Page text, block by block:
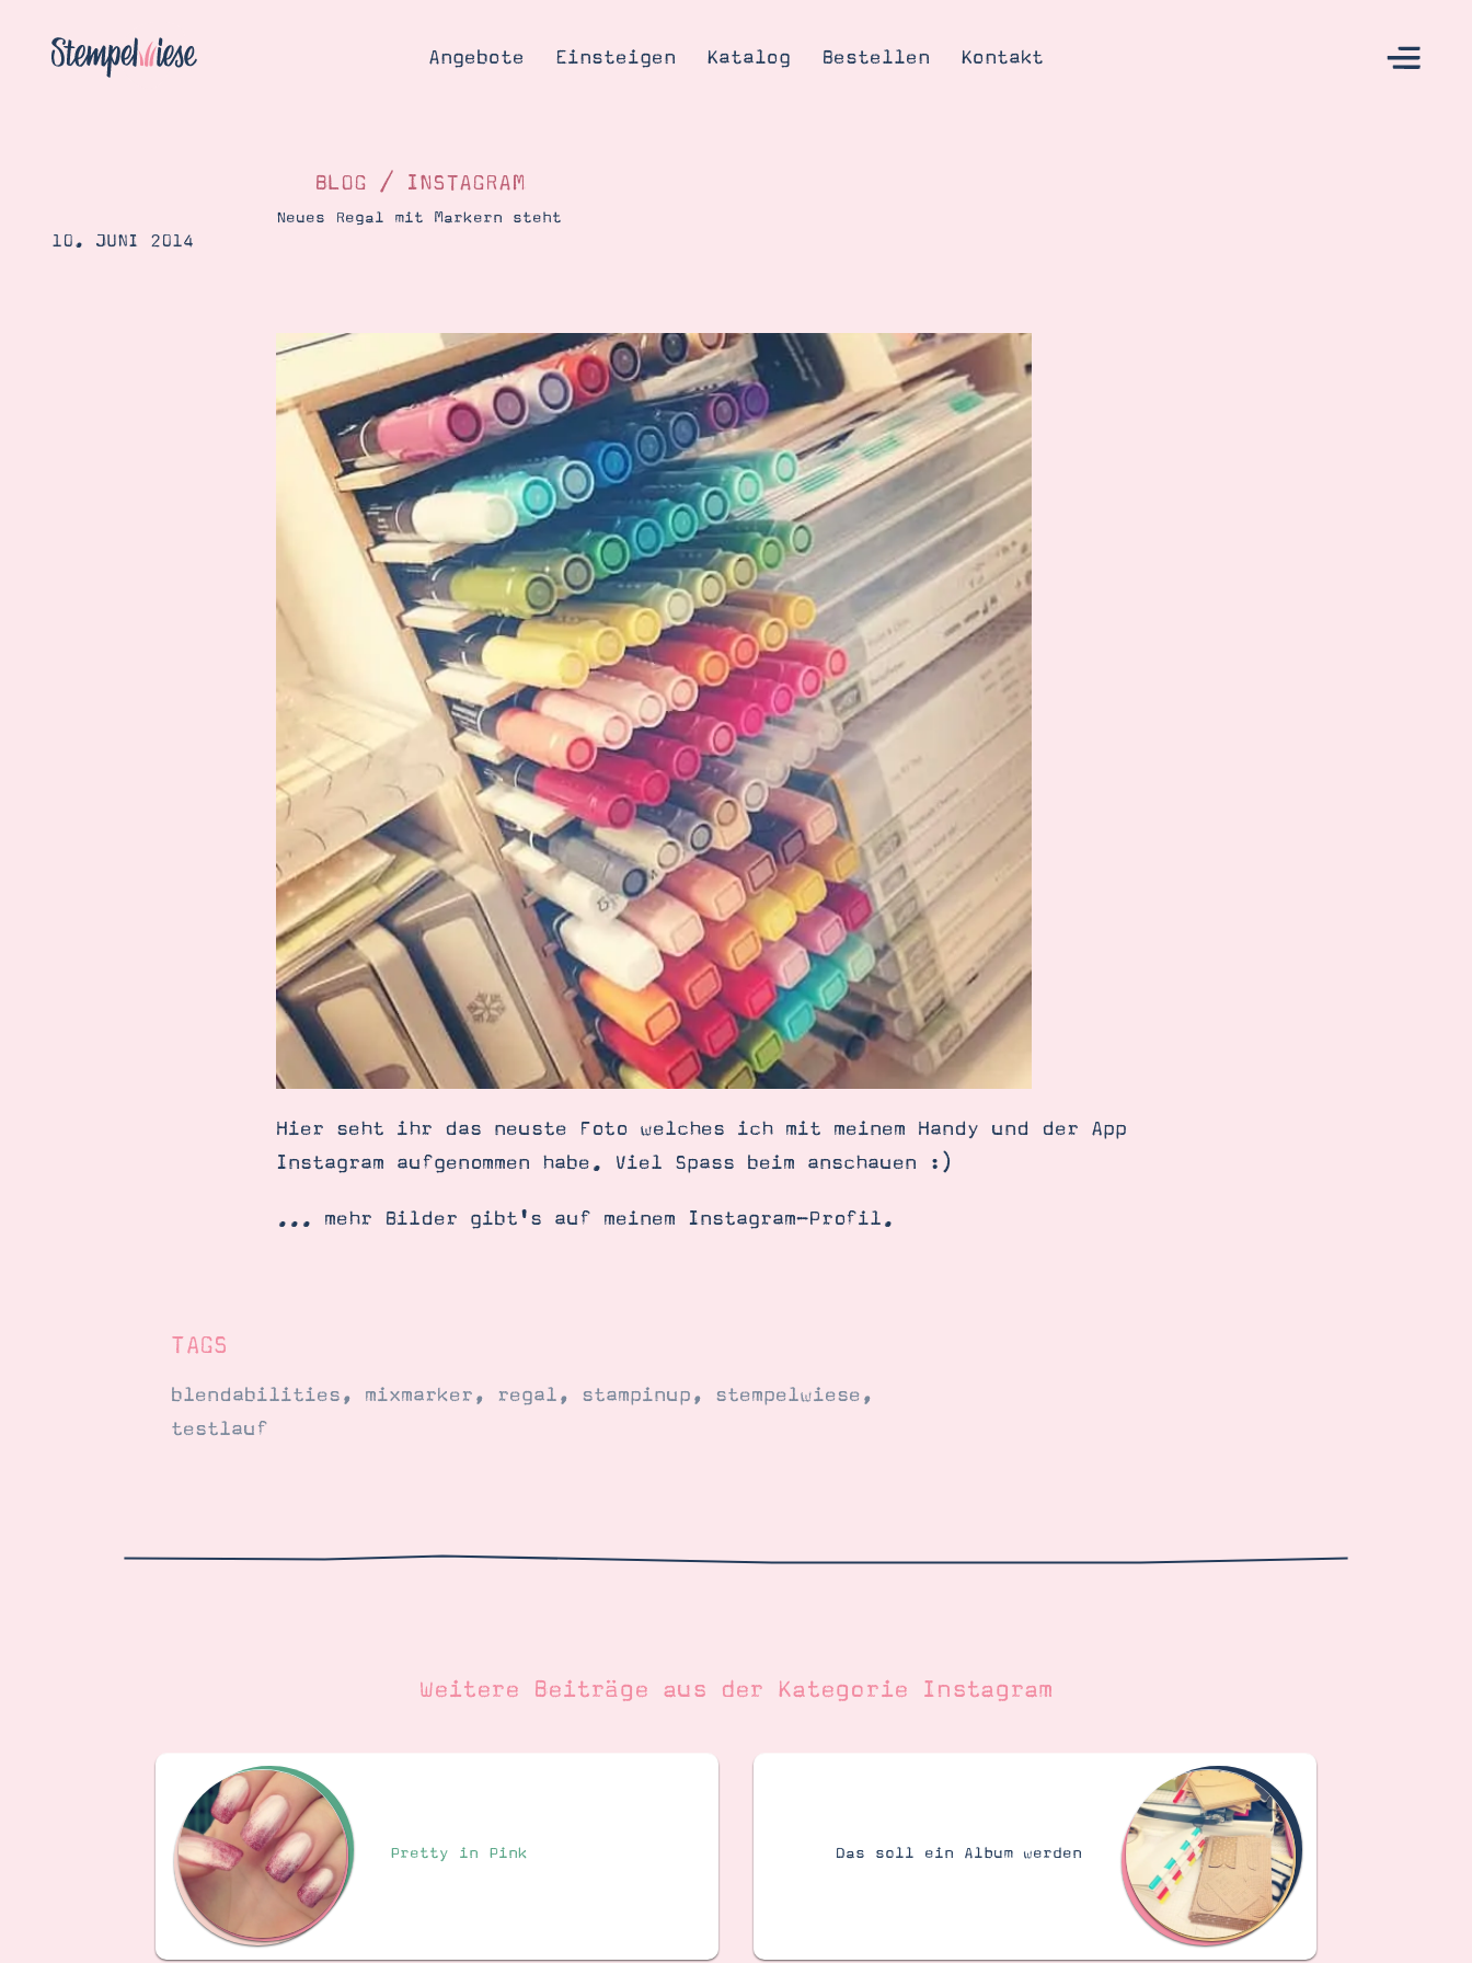
Angebote Einsteigen Katalog Bestellen Kontakt
Blog
Gutscheine
Produkte erklärt
Über mich
Über Stampin’ Up!
Datenschutz
SUCHE
BLOG / INSTAGRAM
Neues Regal mit Markern steht
10. JUNI 2014
Hier seht ihr das neuste Foto welches ich mit meinem Handy und der App
Instagram aufgenommen habe. Viel Spass beim anschauen :)
... mehr Bilder gibt's auf meinem Instagram-Profil.
TAGS
blendabilities, mixmarker, regal, stampinup, stempelwiese,
testlauf
Weitere Beiträge aus der Kategorie Instagram
Pretty in Pink Das soll ein Album werden